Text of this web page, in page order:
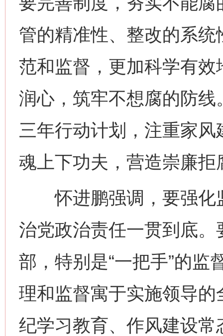
管的精准性、整改的系
范和监督，更加科学有
润心，筑牢不想腐的防
三年行动计划，注重家
魂上下功夫，营造崇廉
怀进鹏强调，要强化
治党政治责任一贯到底。
部，特别是“一把手”的监
理和监督寓于实施领导
纪学习教育、作风建设